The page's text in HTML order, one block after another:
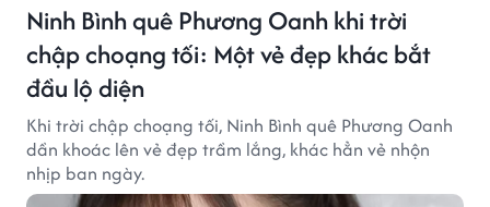
Ninh Bình quê Phương Oanh khi trời
chập choạng tối: Một vẻ đẹp khác bắt
đầu lộ diện
Khi trời chập choạng tối, Ninh Bình quê Phương Oanh
dần khoác lên vẻ đẹp trầm lắng, khác hẳn vẻ nhộn
nhịp ban ngày.